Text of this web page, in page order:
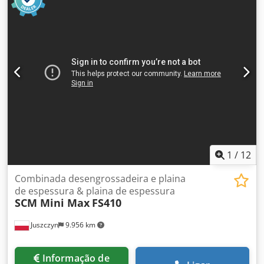
laboratoriais. É uma ferramenta confiável e eficiente para
suas experiências em laboratório. Este aparelho foi
ideal para os setores médico, laboratórios, equipamentos
e dispositivos de saúde, área odontológica, bem como para
aplicações industriais. Marca BÜCHI, modelo B-290 Mini
1 / 12
Juszczyn 9.956 km
Combinada desengrossadeira e plaina
de espessura & plaina de espessura
SCM Mini Max FS410